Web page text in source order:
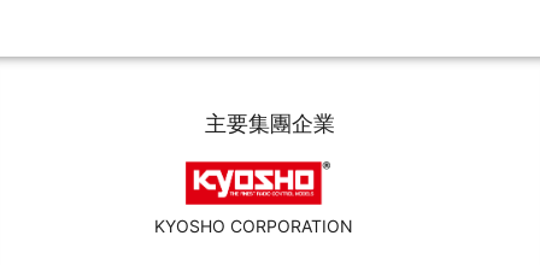
主要集團企業
KYOSHO CORPORATION